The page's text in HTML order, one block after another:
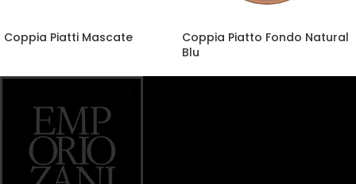
Coppia Piatti Mascate
Coppia Piatto Fondo Natural
Blu